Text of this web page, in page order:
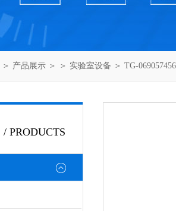
＞ 产品展示 ＞ ＞ 实验室设备 ＞ TG-
/ PRODUCTS